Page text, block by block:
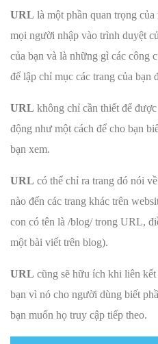
URL là một phần quan trọng
mọi người nhập vào trình duyệt
của bạn và là những gì các công
để lập chỉ mục các trang của bạn
URL không chỉ cần thiết để
động như một cách để cho bạn
bạn xem.
URL có thể chỉ ra trang đó nói
nào đến các trang khác trên
con có tên là /blog/ trong URL,
một bài viết trên blog).
URL cũng sẽ hữu ích khi liên
bạn vì nó cho người dùng biết
bạn muốn họ truy cập tiếp theo.